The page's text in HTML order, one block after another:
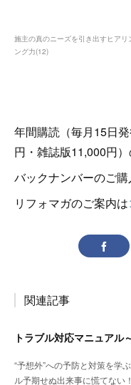
施主の真のニーズを引き出すヒアリ
ング力(12)
年間購読（毎月15日
円・雑誌版11,000円
バックナンバーのご購
リフォマガのご案内は
関連記事
“予想外”への予防と対策を学
ル予期せぬ出来事に慌てな